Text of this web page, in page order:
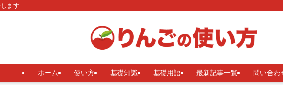
ます
ホーム 使い方 基礎知識 基礎用語 最新記事一覧 問い合わ